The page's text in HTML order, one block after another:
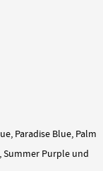
Paradise Blue, Palm
Summer Purple und